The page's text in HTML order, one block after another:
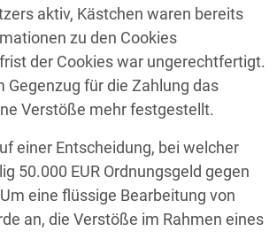
Unbefugter Zugriff auf und Weitergabe
Daten an Dritte.»Details
Sicherheitslücken ermöglichen Hackern
hunderttausenden Kundendaten.
Nichtreaktion auf behördliche
aktiv, Kästchen waren bereits
zu den Cookies
der Cookies war ungerechtfertigt.
für die Zahlung das
Verstöße mehr festgestellt.
einer Entscheidung, bei welcher
50.000 EUR Ordnungsgeld gegen
eine flüssige Bearbeitung von
an, die Verstöße im Rahmen eines